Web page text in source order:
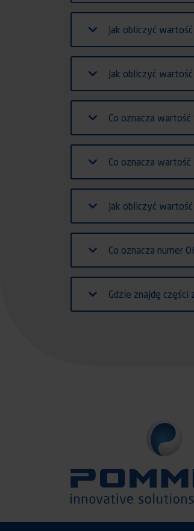
Jak obliczyć
Jak obliczyć
Co oznacza wartość
Co oznacza
Jak obliczyć
Co oznacza numer
Gdzie znajdę części